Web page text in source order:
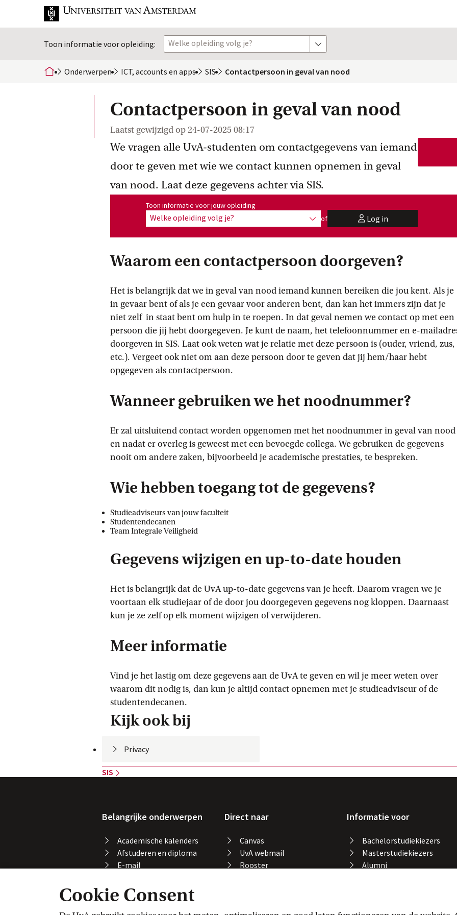
Cookie Consent
Toon informatie voor opleiding: Welke opleiding volg je? toon opties
Onderwerpen ICT, accounts en apps SIS Contactpersoon in geval van nood
Contactpersoon in geval van nood
Laatst gewijzigd op24-07-2025 08:17
We vragen alle UvA-studenten om contactgegevens van iemand
door te geven met wie we contact kunnen opnemen in geval
van nood. Laat deze gegevens achter via SIS.
Toon informatie voor opleiding:
Toon informatie voor jouw opleiding
Welke opleiding volg je? toon opties
of userLog in
Waarom een contactpersoon doorgeven?
Het is belangrijk dat we in geval van nood iemand kunnen bereiken die jou kent. Als je
in gevaar bent of als je een gevaar voor anderen bent, dan kan het immers zijn dat je
niet zelf in staat bent om hulp in te roepen. In dat geval nemen we contact op met een
persoon die jij hebt doorgegeven. Je kunt de naam, het telefoonnummer en e-
doorgeven in SIS. Laat ook weten wat je relatie met deze persoon is (ouder, vriend, zus,
etc.). Vergeet ook niet om aan deze persoon door te geven dat jij hem/haar hebt
opgegeven als contactpersoon.
Wanneer gebruiken we het noodnummer?
Er zal uitsluitend contact worden opgenomen met het noodnummer in geval van nood
en nadat er overleg is geweest met een bevoegde collega. We gebruiken de gegevens
nooit om andere zaken, bijvoorbeeld je academische prestaties, te bespreken.
Wie hebben toegang tot de gegevens?
Studieadviseurs van jouw faculteit
Studentendecanen
Team Integrale Veiligheid
Gegevens wijzigen en up-to-date houden
Het is belangrijk dat de UvA up-to-date gegevens van je heeft. Daarom vragen we je
voortaan elk studiejaar of de door jou doorgegeven gegevens nog kloppen. Daarnaast
kun je ze zelf op elk moment wijzigen of verwijderen.
Meer informatie
Vind je het lastig om deze gegevens aan de UvA te geven en wil je meer weten over
waarom dit nodig is, dan kun je altijd contact opnemen met je studieadviseur of de
studentendecanen.
Kijk ook bij
Privacy
SIS
Belangrijke onderwerpen
Academische kalenders
Afstuderen en diploma
E-mail
scannen
Studeren in het buitenland
Direct naar
Canvas
UvA webmail
Rooster
Informatie voor
Bachelorstudiekiezers
Masterstudiekiezers
Alumni